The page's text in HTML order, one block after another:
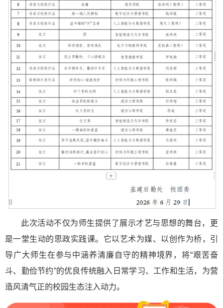
此次活动不仅为师生提供了展示才艺与思想的舞台，更
是一堂生动的思政实践课。它以艺术为媒、以创作为桥，引
导广大师生在参与中涵养清廉自守的精神境界，将“艰苦奋
斗、勤俭节约”的优良传统融入日常学习、工作和生活，为营
造风清气正的校园生态注入动力。